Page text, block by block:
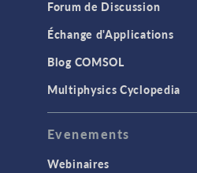
Forum de Discussion
Échange d'Applications
Blog COMSOL
Multiphysics Cyclopedia
Evenements
Webinaires